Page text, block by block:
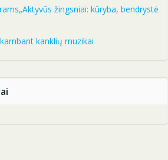
žingsniai: kūryba, bendrystė
kanklių muzikai